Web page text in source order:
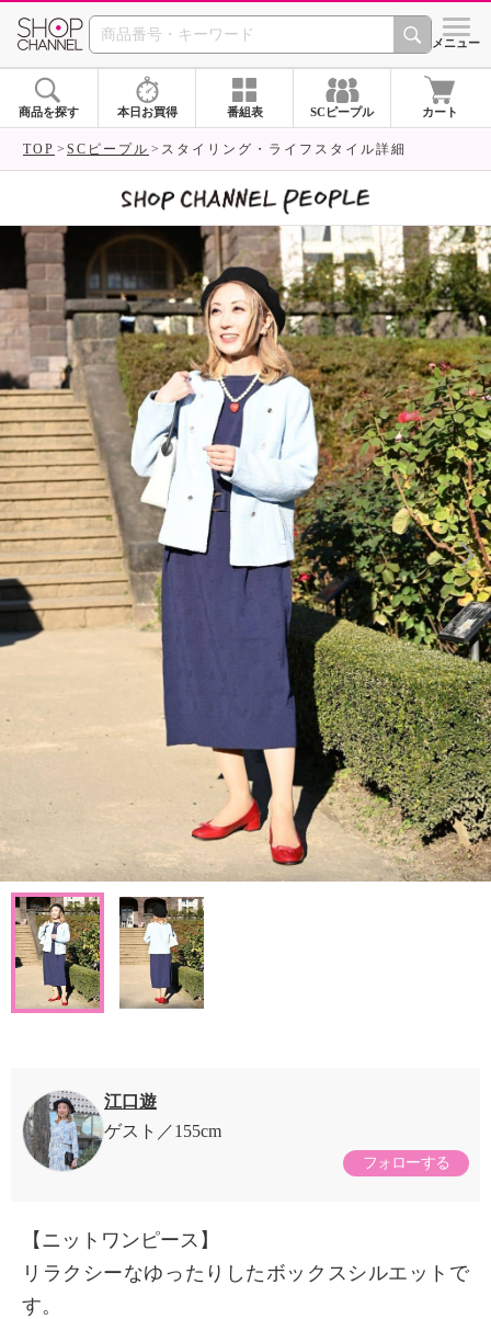
SHOP CHANNEL シメニュー
商品を探す 本日お買得 番組表 SCピープル カート
TOP SCピープル スタイリング・ライフスタイル詳細
江口遊
ゲスト
155cm
フォローする
【ニットワンピース】
リラクシーなゆったりしたボックスシルエットで
す。